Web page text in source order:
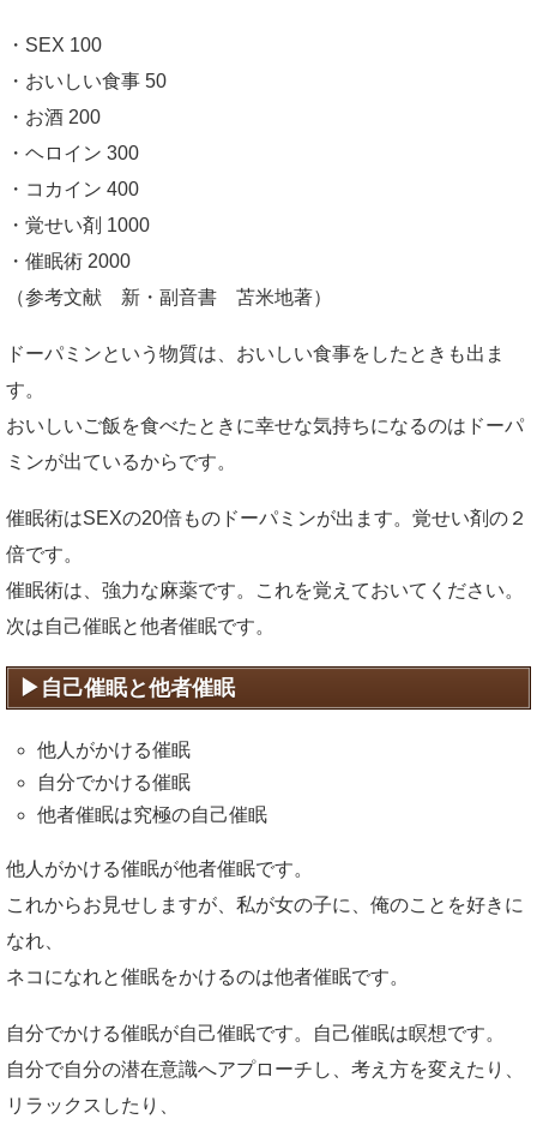
・SEX 100
・おいしい食事 50
・お酒 200
・ヘロイン 300
・コカイン 400
・覚せい剤 1000
・催眠術 2000
（参考文献 新・副音書 苫米地著）
ドーパミンという物質は、おいしい食事をしたときも出ま
す。
おいしいご飯を食べたときに幸せな気持ちになるのはドーパ
ミンが出ているからです。
催眠術はSEXの20倍ものドーパミンが出ます。覚せい剤の２
倍です。
催眠術は、強力な麻薬です。これを覚えておいてください。
次は自己催眠と他者催眠です。
自己催眠と他者催眠
他人がかける催眠
自分でかける催眠
他者催眠は究極の自己催眠
他人がかける催眠が他者催眠です。
これからお見せしますが、私が女の子に、俺のことを好きに
なれ、
ネコになれと催眠をかけるのは他者催眠です。
自分でかける催眠が自己催眠です。自己催眠は瞑想です。
自分で自分の潜在意識へアプローチし、考え方を変えたり、
リラックスしたり、